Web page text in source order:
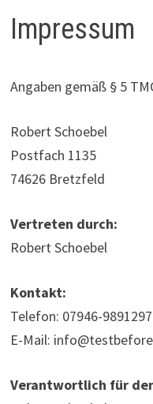
Impressum
Angaben gemäß § 5
Robert Schoebel
Postfach 1135
74626 Bretzfeld
Vertreten durch:
Robert Schoebel
Kontakt:
Telefon: 07946-9891297
E-Mail:
Verantwortlich für